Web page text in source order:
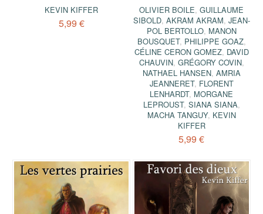
KEVIN KIFFER
5,99 €
OLIVIER BOILE,GUILLAUME
SIBOLD, AKRAM AKRAM, JEAN-
POL BERTOLLO, MANON
BOUSQUET, PHILIPPE GOAZ,
CÉLINE CERON GOMEZ, DAVID
CHAUVIN, GRÉGORY COVIN,
NATHAEL HANSEN, AMRIA
JEANNERET, FLORENT
LENHARDT, MORGANE
LEPROUST, SIANA SIANA,
MACHA TANGUY, KEVIN
KIFFER
5,99 €